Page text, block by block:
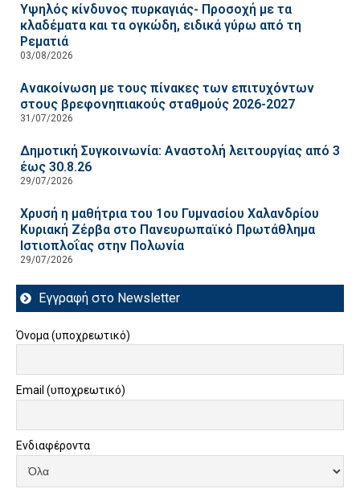
Υψηλός κίνδυνος πυρκαγιάς- Προσοχή με τα
κλαδέματα και τα ογκώδη, ειδικά γύρω από τη
Ρεματιά
03/08/2026
Ανακοίνωση με τους πίνακες των επιτυχόντων
στους βρεφονηπιακούς σταθμούς 2026-2027
31/07/2026
Δημοτική Συγκοινωνία: Αναστολή λειτουργίας από 3
έως 30.8.26
29/07/2026
Χρυσή η μαθήτρια του 1ου Γυμνασίου Χαλανδρίου
Κυριακή Ζέρβα στο Πανευρωπαϊκό Πρωτάθλημα
Ιστιοπλοΐας στην Πολωνία
29/07/2026
Εγγραφή στο Newsletter
Όνομα (υποχρεωτικό)
Email (υποχρεωτικό)
Ενδιαφέροντα